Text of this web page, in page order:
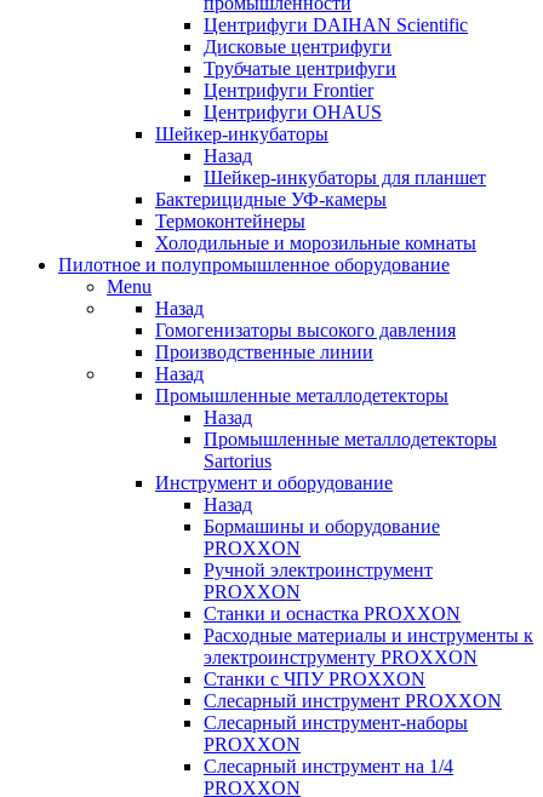
Центрифуги DAIHAN Scientific
Дисковые центрифуги
Трубчатые центрифуги
Центрифуги Frontier
Центрифуги OHAUS
Шейкер-инкубаторы
Назад
Шейкер-инкубаторы для планшет
Бактерицидные УФ-камеры
Термоконтейнеры
Холодильные и морозильные комнаты
Пилотное и полупромышленное оборудование
Menu
Назад
Гомогенизаторы высокого давления
Производственные линии
Назад
Промышленные металлодетекторы
Назад
Промышленные металлодетекторы
Sartorius
Инструмент и оборудование
Назад
Бормашины и оборудование
PROXXON
Ручной электроинструмент
PROXXON
Cтанки и оснастка PROXXON
Расходные материалы и инструменты к
электроинструменту PROXXON
Станки с ЧПУ PROXXON
Слесарный инструмент PROXXON
Слесарный инструмент-наборы
PROXXON
Слесарный инструмент на 1/4
PROXXON